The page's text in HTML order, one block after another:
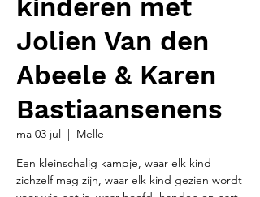
kinderen met
Jolien Van den
Abeele & Karen
Bastiaansenens
ma 03 jul
  |
Melle
Een kleinschalig kampje, waar elk kind
zichzelf mag zijn, waar elk kind gezien wordt